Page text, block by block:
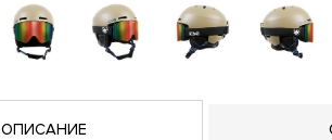
ОПИСАНИЕ